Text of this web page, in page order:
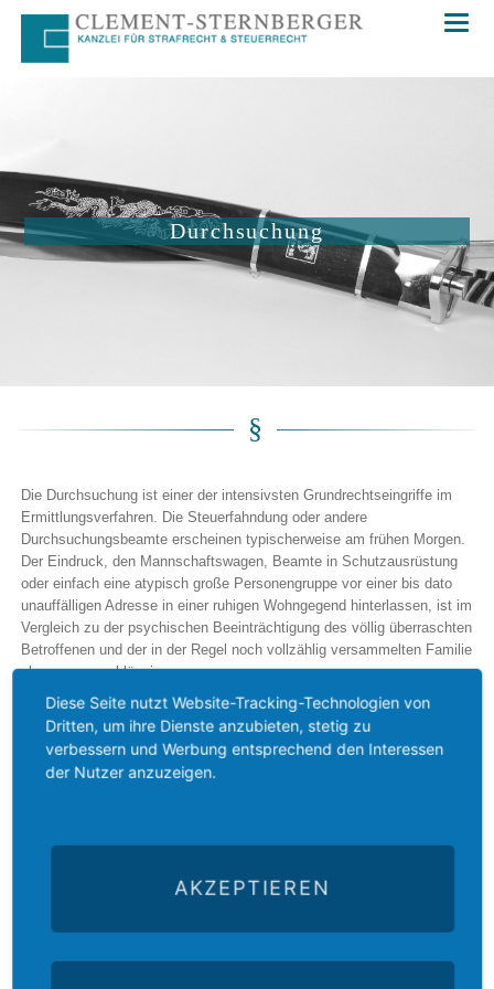
Durchsuchung
Die Durchsuchung ist einer der intensivsten Grundrechtseingriffe im
Ermittlungsverfahren. Die Steuerfahndung oder andere
Durchsuchungsbeamte erscheinen typischerweise am frühen Morgen.
Der Eindruck, den Mannschaftswagen, Beamte in Schutzausrüstung
oder einfach eine atypisch große Personengruppe vor einer bis dato
unauffälligen Adresse in einer ruhigen Wohngegend hinterlassen, ist im
Vergleich zu der psychischen Beeinträchtigung des völlig überraschten
Betroffenen und der in der Regel noch vollzählig versammelten Familie
eher zu vernachlässigen.
Die Person, die Wohnung, die Geschäftsräume und die benutzten
Fahrzeuge sind Gegenstand der Durchsuchung. Durchsucht werden
kann bei einem gewissen Straftatverdacht nicht nur bei dem
Beschuldigten, sondern auch bei anderen Personen. In der Praxis sind
die mit der Durchführung interner Ermittlungen (internal
Dies kollidiert jedoch bei Ärzten, Rechtsanwälten, Steuerberatern oder
Diese Seite nutzt Website-Tracking-Technologien von
Dritten, um ihre Dienste anzubieten, stetig zu
verbessern und Werbung entsprechend den Interessen
der Nutzer anzuzeigen.
AKZEPTIEREN